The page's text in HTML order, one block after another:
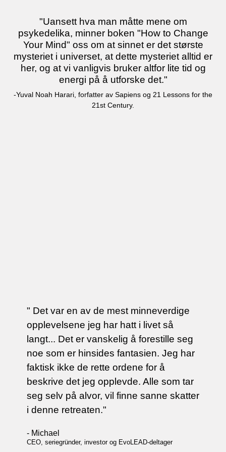
"Uansett hva man måtte mene om
psykedelika, minner boken "How to Change
Your Mind" oss om at sinnet er det største
mysteriet i universet, at dette mysteriet alltid er
her, og at vi vanligvis bruker altfor lite tid og
energi på å utforske det."
-Yuval Noah Harari, forfatter av Sapiens og 21 Lessons for the
21st Century.
" Det var en av de mest minneverdige
opplevelsene jeg har hatt i livet så
langt... Det er vanskelig å forestille seg
noe som er hinsides fantasien. Jeg har
faktisk ikke de rette ordene for å
beskrive det jeg opplevde. Alle som tar
seg selv på alvor, vil finne sanne skatter
i denne retreaten."
- Michael
CEO, seriegründer, investor og EvoLEAD-deltager